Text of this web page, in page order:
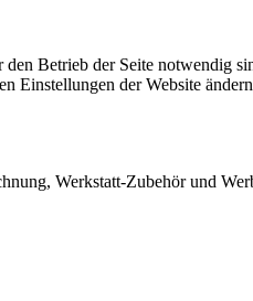
Betrieb der Seite notwendig
Einstellungen der Website
Werkstatt-Zubehör und